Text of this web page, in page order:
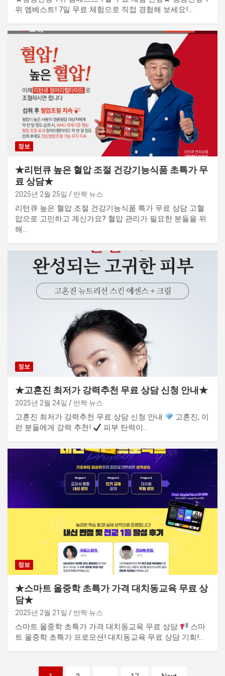
위 엠베스트! 7일 무료 체험으로 직접 경험해 보세요!…
정보
★리턴큐 높은 혈압 조절 건강기능식품 초특가 무
료 상담★
2025년 2월 25일 반짝 뉴스
리턴큐 높은 혈압 조절 건강기능식품 특가 무료 상담 고혈
압으로 고민하고 계신가요? 혈압 관리가 필요한 분들을 위
해…
정보
★고혼진 최저가 강력추천 무료 상담 신청 안내★
2025년 2월 24일 반짝 뉴스
고혼진 최저가 강력추천 무료 상담 신청 안내
고혼진, 이
런 분들에게 강력 추천!
피부 탄력이…
정보
★스마트 올중학 초특가 가격 대치동교육 무료 상
담★
2025년 2월 21일 반짝 뉴스
스마트 올중학 초특가 가격 대치동교육 무료 상담
스마
트 올중학 초특가 프로모션! 대치동교육 무료 상담 기회!…